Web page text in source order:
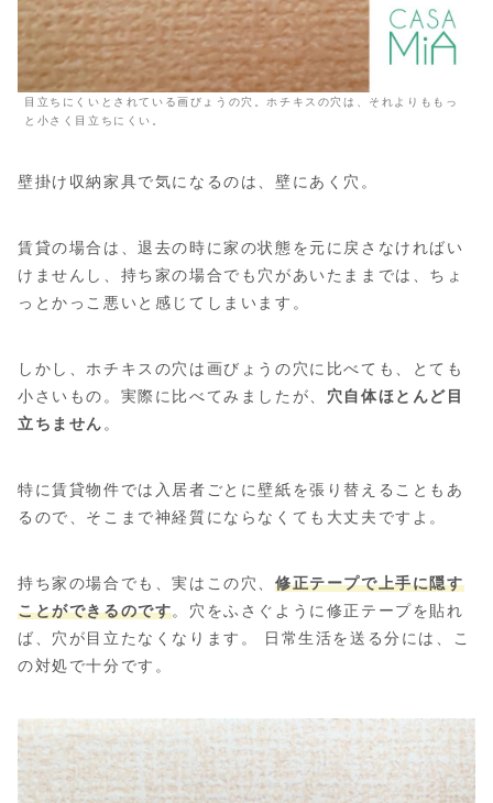
目立ちにくいとされている画びょうの穴。ホチキスの穴は、それよりももっ
と小さく目立ちにくい。
壁掛け収納家具で気になるのは、壁にあく穴。
賃貸の場合は、退去の時に家の状態を元に戻さなければい
けませんし、持ち家の場合でも穴があいたままでは、ちょ
っとかっこ悪いと感じてしまいます。
しかし、ホチキスの穴は画びょうの穴に比べても、とても
小さいもの。実際に比べてみましたが、 穴自体ほとんど目
立ちません。
特に賃貸物件では入居者ごとに壁紙を張り替えることもあ
るので、そこまで神経質にならなくても大丈夫ですよ。
持ち家の場合でも、実はこの穴、修正テープで上手に隠す
ことができるのです。穴をふさぐように修正テープを貼れ
ば、穴が目立たなくなります。 日常生活を送る分には、こ
の対処で十分です。